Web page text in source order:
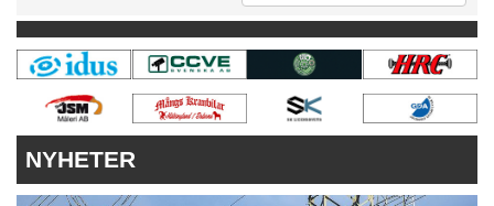
KONTAKT
VÅRA ANDRA MAGASIN
PRENUMERERA
ANNONSERA
NYHETER